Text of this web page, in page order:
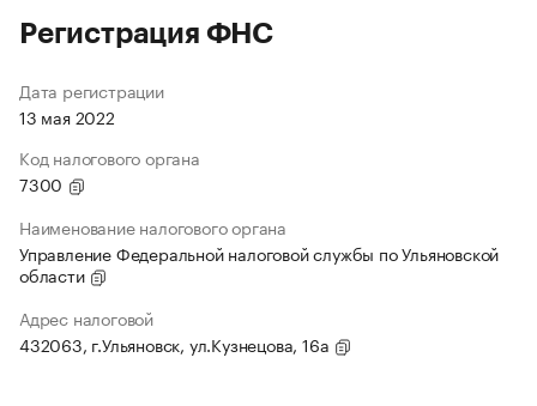
Регистрация ФНС
Дата регистрации
13 мая 2022
Код налогового органа
7300
Наименование налогового органа
Управление Федеральной налоговой службы по Ульяновской
области
Адрес налоговой
432063, г.Ульяновск, ул.Кузнецова, 16а